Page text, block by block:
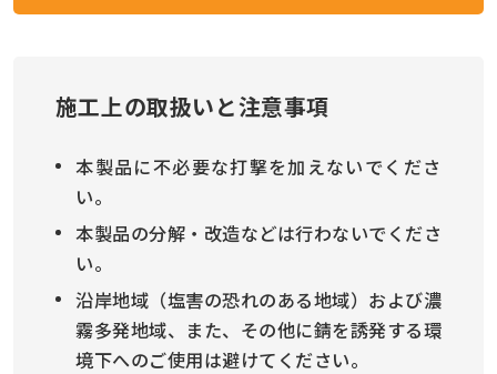
施工上の取扱いと注意事項
本製品に不必要な打撃を加えないでくださ
い。
本製品の分解・改造などは行わないでくださ
い。
沿岸地域（塩害の恐れのある地域）および濃
霧多発地域、また、その他に錆を誘発する環
境下へのご使用は避けてください。